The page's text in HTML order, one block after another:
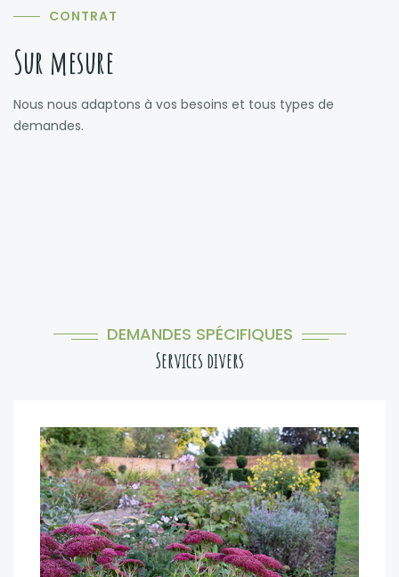
CONTRAT
Sur mesure
Nous nous adaptons à vos besoins et tous types de
demandes.
DEMANDES SPÉCIFIQUES
Services divers